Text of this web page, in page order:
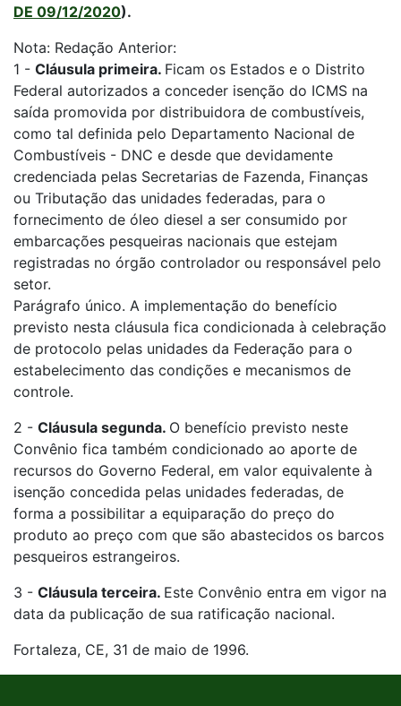
DE 09/12/2020).
Nota: Redação Anterior:
1 - Cláusula primeira. Ficam os Estados e o Distrito
Federal autorizados a conceder isenção do ICMS na
saída promovida por distribuidora de combustíveis,
como tal definida pelo Departamento Nacional de
Combustíveis - DNC e desde que devidamente
credenciada pelas Secretarias de Fazenda, Finanças
ou Tributação das unidades federadas, para o
fornecimento de óleo diesel a ser consumido por
embarcações pesqueiras nacionais que estejam
registradas no órgão controlador ou responsável pelo
setor.
Parágrafo único. A implementação do benefício
previsto nesta cláusula fica condicionada à celebração
de protocolo pelas unidades da Federação para o
estabelecimento das condições e mecanismos de
controle.
2 - Cláusula segunda. O benefício previsto neste
Convênio fica também condicionado ao aporte de
recursos do Governo Federal, em valor equivalente à
isenção concedida pelas unidades federadas, de
forma a possibilitar a equiparação do preço do
produto ao preço com que são abastecidos os barcos
pesqueiros estrangeiros.
3 - Cláusula terceira. Este Convênio entra em vigor na
data da publicação de sua ratificação nacional.
Fortaleza, CE, 31 de maio de 1996.